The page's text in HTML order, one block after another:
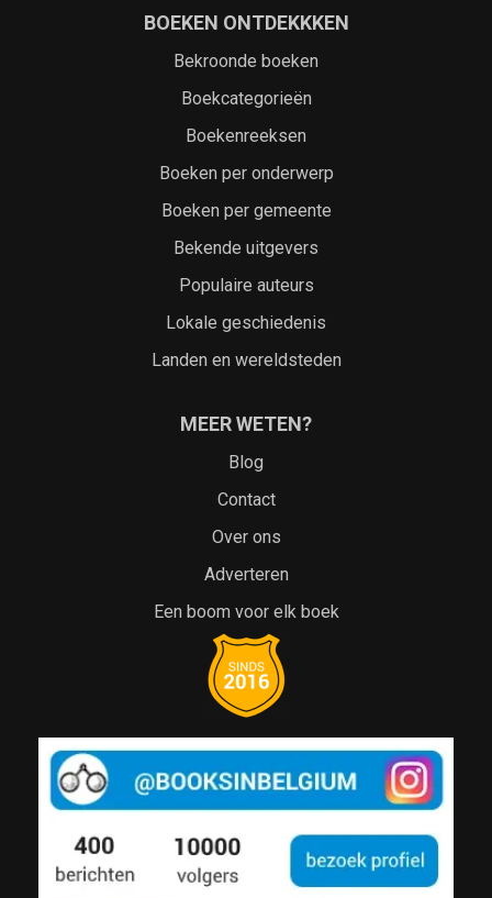
BOEKEN ONTDEKKKEN
Bekroonde boeken
Boekcategorieën
Boekenreeksen
Boeken per onderwerp
Boeken per gemeente
Bekende uitgevers
Populaire auteurs
Lokale geschiedenis
Landen en wereldsteden
MEER WETEN?
Blog
Contact
Over ons
Adverteren
Een boom voor elk boek